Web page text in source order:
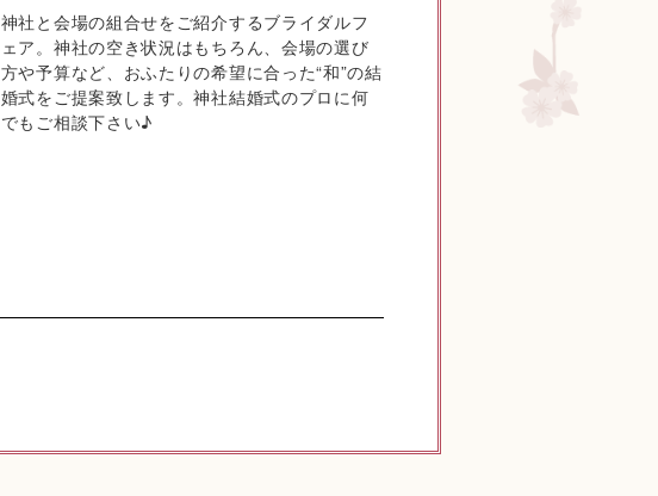
神社と会場の組合せをご紹介するブライダルフ
ェア。神社の空き状況はもちろん、会場の選び
方や予算など、おふたりの希望に合った“和”の結
婚式をご提案致します。神社結婚式のプロに何
でもご相談下さい♪